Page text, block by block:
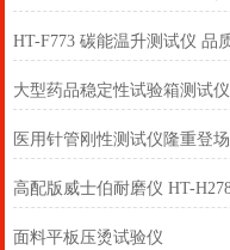
大型药品稳定性试验箱测试仪
面料平板压烫试验仪